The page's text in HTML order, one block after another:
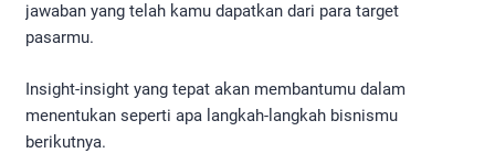
jawaban yang telah kamu dapatkan dari para target
pasarmu.
Insight-insight yang tepat akan membantumu dalam
menentukan seperti apa langkah-langkah bisnismu
berikutnya.